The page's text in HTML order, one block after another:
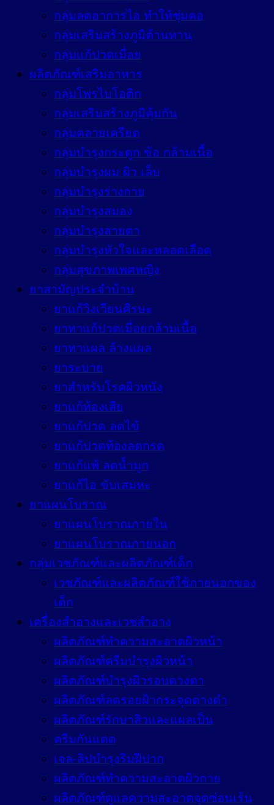
กลุ่มลดอาการไอ ทำให้ชุ่มคอ
กลุ่มเสริมสร้างภูมิต้านทาน
กลุ่มแก้ปวดเมื่อย
ผลิตภัณฑ์เสริมอาหาร
กลุ่มโพรไบโอติก
กลุ่มเสริมสร้างภูมิคุ้มกัน
กลุ่มคลายเครียด
กลุ่มบำรุงกระดูก ข้อ กล้ามเนื้อ
กลุ่มบำรุงผม ผิว เล็บ
กลุ่มบำรุงร่างกาย
กลุ่มบำรุงสมอง
กลุ่มบำรุงสายตา
กลุ่มบำรุงหัวใจและหลอดเลือด
กลุ่มสุขภาพเพศหญิง
ยาสามัญประจำบ้าน
ยาแก้วิงเวียนศีรษะ
ยาทาแก้ปวดเมื่อยกล้ามเนื้อ
ยาทาแผล ล้างแผล
ยาระบาย
ยาสำหรับโรคผิวหนัง
ยาแก้ท้องเสีย
ยาแก้ปวด ลดไข้
ยาแก้ปวดท้องลดกรด
ยาแก้แพ้ ลดน้ำมูก
ยาแก้ไอ ขับเสมหะ
ยาแผนโบราณ
ยาแผนโบราณภายใน
ยาแผนโบราณภายนอก
กลุ่มเวชภัณฑ์และผลิตภัณฑ์เด็ก
เวชภัณฑ์และผลิตภัณฑ์ใช้ภายนอกของ
เด็ก
เครื่องสำอางและเวชสำอาง
ผลิตภัณฑ์ทำความสะอาดผิวหน้า
ผลิตภัณฑ์ครีมบำรุงผิวหน้า
ผลิตภัณฑ์บำรุงผิวรอบดวงตา
ผลิตภัณฑ์ลดรอยฝ้ากระจุดด่างดำ
ผลิตภัณฑ์รักษาสิวและแผลเป็น
ครีมกันแดด
เจล-ลิปบำรุงริมฝีปาก
ผลิตภัณฑ์ทำความสะอาดผิวกาย
ผลิตภัณฑ์ดูแลความสะอาดจุดซ่อนเร้น